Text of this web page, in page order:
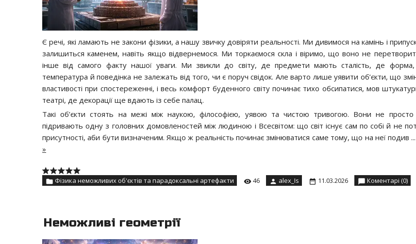
Є речі, які ламають не закони фізики, а нашу звичку довіряти реальності. Ми дивимося на камінь і
залишиться каменем, навіть якщо відвернемося. Ми торкаємося скла і віримо, що воно не
інше від самого факту нашої уваги. Ми звикли до світу, де предмети мають сталість, де форма,
температура й поведінка не залежать від того, чи є поруч свідок. Але варто лише уявити об’єкти, що
властивості при спостереженні, і весь комфорт буденного світу починає тихо обсипатися, мов
театрі, де декорації ще вдають із себе палац.
Такі об’єкти стоять на межі між наукою, філософією, уявою та чистою тривогою. Вони не
підривають одну з головних домовленостей між людиною і Всесвітом: що світ існує сам по собі й не
присутності, аби бути визначеним. Якщо ж реальність починає змінюватися саме тому, що на неї подив...
»
Фізика неможливих об'єктів та парадоксальні артефакти 46 alex_Is 11.03.2026 Коментарі (0)
Неможливі геометрії